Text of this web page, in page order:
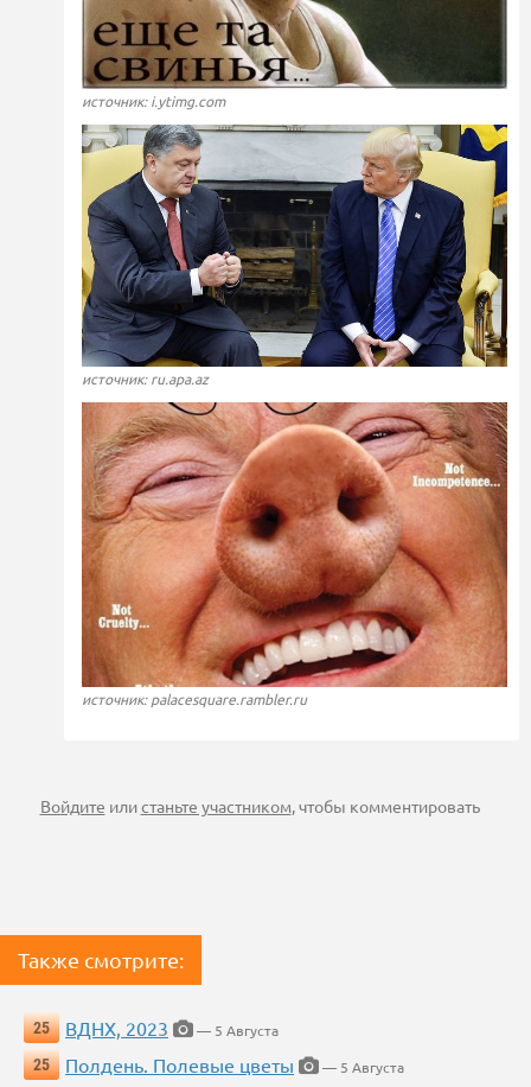
источник: i.ytimg.com
источник: ru.apa.az
источник: palacesquare.rambler.ru
Войдите илистаньте участником, чтобы комментировать
Также смотрите:
25 ВДНХ, 2023
— 5 Августа
25
Полдень. Полевые цветы
— 5 Августа